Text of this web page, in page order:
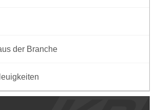
der Branche